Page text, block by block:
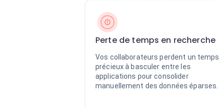
Perte de temps en recherche
Vos collaborateurs perdent un temps
précieux à basculer entre les
applications pour consolider
manuellement des données éparses.